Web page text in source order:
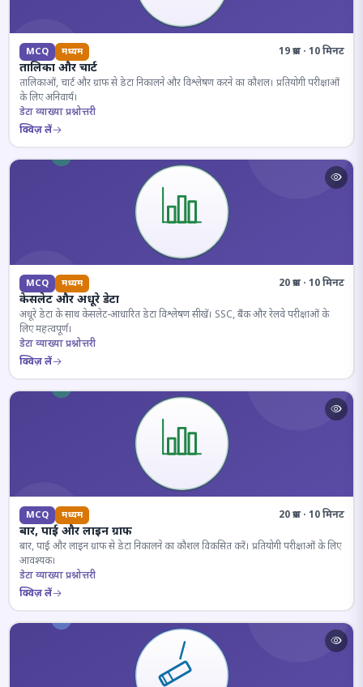
MCQ मध्यम 19 प्रश्न · 10 मिनट
तालिका और चार्ट
तालिकाओं, चार्ट और ग्राफ से डेटा निकालने और विश्लेषण करने का कौशल। प्रतियोगी परीक्षाओं
के लिए अनिवार्य।
डेटा व्याख्या प्रश्नोत्तरी
क्विज़ लें
MCQ मध्यम 20 प्रश्न · 10 मिनट
केसलेट और अधूरे डेटा
अधूरे डेटा के साथ केसलेट-आधारित डेटा विश्लेषण सीखें। SSC, बैंक और रेलवे परीक्षाओं के
लिए महत्वपूर्ण।
डेटा व्याख्या प्रश्नोत्तरी
क्विज़ लें
MCQ मध्यम 20 प्रश्न · 10 मिनट
बार, पाई और लाइन ग्राफ
बार, पाई और लाइन ग्राफ से डेटा निकालने का कौशल विकसित करें। प्रतियोगी परीक्षाओं के लिए
आवश्यक।
डेटा व्याख्या प्रश्नोत्तरी
क्विज़ लें